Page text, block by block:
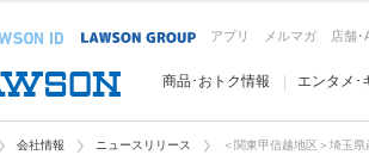
アプリ メルマガ 店舗･
商品･おトク情報 エンタメ･
会社情報 ニュースリリース ＜関東甲信越地区＞埼玉